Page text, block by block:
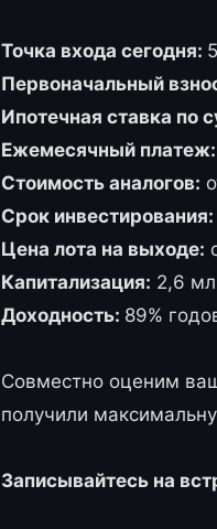
Точка входа сегодня:
Первоначальный
Ипотечная ставка по
Ежемесячный платеж:
Стоимость аналогов:
Срок инвестирования:
Цена лота на выходе:
Капитализация: 2,6
Доходность: 89%
Совместно оценим
получили
Записывайтесь на